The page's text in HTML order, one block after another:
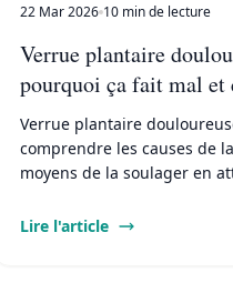
22 Mar 2026 10 min de lecture
Verrue plantaire
pourquoi ça fait mal et
soulager rapidement
Verrue plantaire
comprendre les causes de
moyens de la soulager en
consultation rapide.
Lire l'article